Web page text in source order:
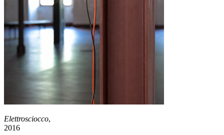
Elettrosciocco,
2016